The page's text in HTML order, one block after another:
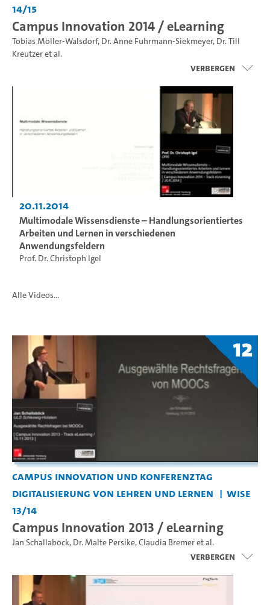
14/15
Campus Innovation 2014 / eLearning
Tobias Möller-Walsdorf, Dr. Anne Fuhrmann-Siekmeyer, Dr. Till
Kreutzeret al.
Verbergen
20.11.2014
Multimodale Wissensdienste – Handlungsorientiertes
Arbeiten und Lernen in verschiedenen
Anwendungsfeldern
Prof. Dr. Christoph Igel
Alle Videos...
12
Campus Innovation und Konferenztag
Digitalisierung von Lehren und Lernen
WiSe
13/14
Campus Innovation 2013 / eLearning
Jan Schallaböck, Dr. Malte Persike,Claudia Bremeret al.
Verbergen